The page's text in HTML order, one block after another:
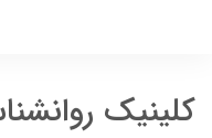
کلینیک